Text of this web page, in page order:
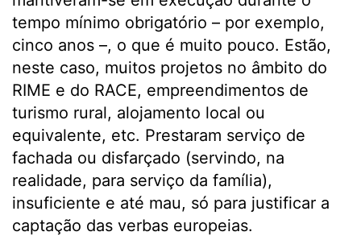
tempo mínimo obrigatório – por exemplo,
cinco anos –, o que é muito pouco. Estão,
neste caso, muitos projetos no âmbito do
RIME e do RACE, empreendimentos de
turismo rural, alojamento local ou
equivalente, etc. Prestaram serviço de
fachada ou disfarçado (servindo, na
realidade, para serviço da família),
insuficiente e até mau, só para justificar a
captação das verbas europeias.